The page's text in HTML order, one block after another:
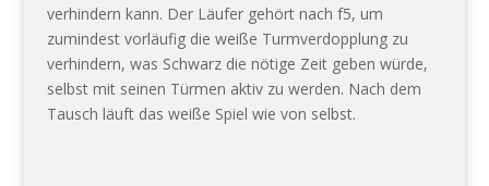
verhindern kann. Der Läufer gehört nach f5, um
zumindest vorläufig die weiße Turmverdopplung zu
verhindern, was Schwarz die nötige Zeit geben würde,
selbst mit seinen Türmen aktiv zu werden. Nach dem
Tausch läuft das weiße Spiel wie von selbst.